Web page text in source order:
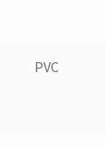
PVC